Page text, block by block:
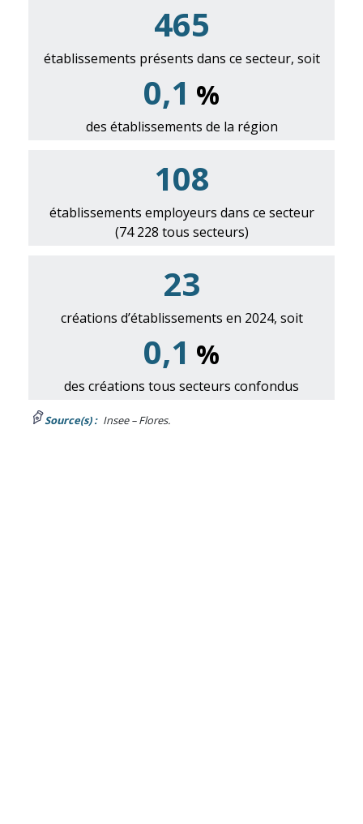
467
établissements présents dans ce secteur, soit
0,1 %
des établissements de la région
108
établissements employeurs dans ce secteur
(74 228 tous secteurs)
23
créations d’établissements en 2024, soit
0,1 %
des créations tous secteurs confondus
Source(s) : Insee – Flores.